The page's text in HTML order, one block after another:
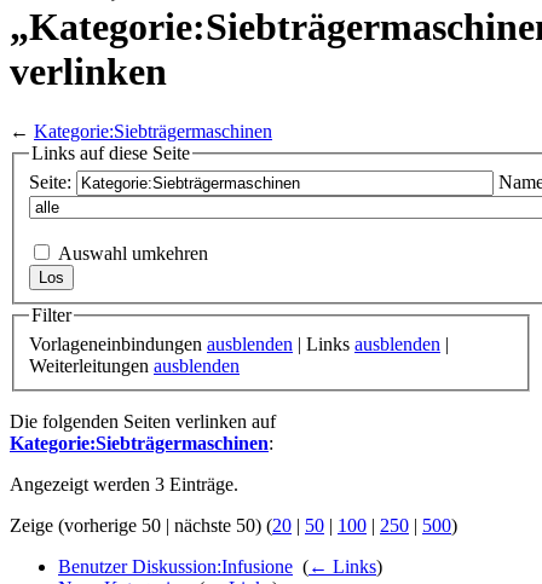
verlinken
← Kategorie:Siebträgermaschinen
Links auf diese Seite
Seite:
Auswahl umkehren
Filter
Vorlageneinbindungen ausblenden | Links ausblenden |
Weiterleitungen ausblenden
Die folgenden Seiten verlinken auf
Kategorie:Siebträgermaschinen:
Angezeigt werden 3 Einträge.
Zeige (vorherige 50 | nächste 50) (20 | 50 | 100 | 250 | 500)
Benutzer Diskussion:Infusione (← Links)